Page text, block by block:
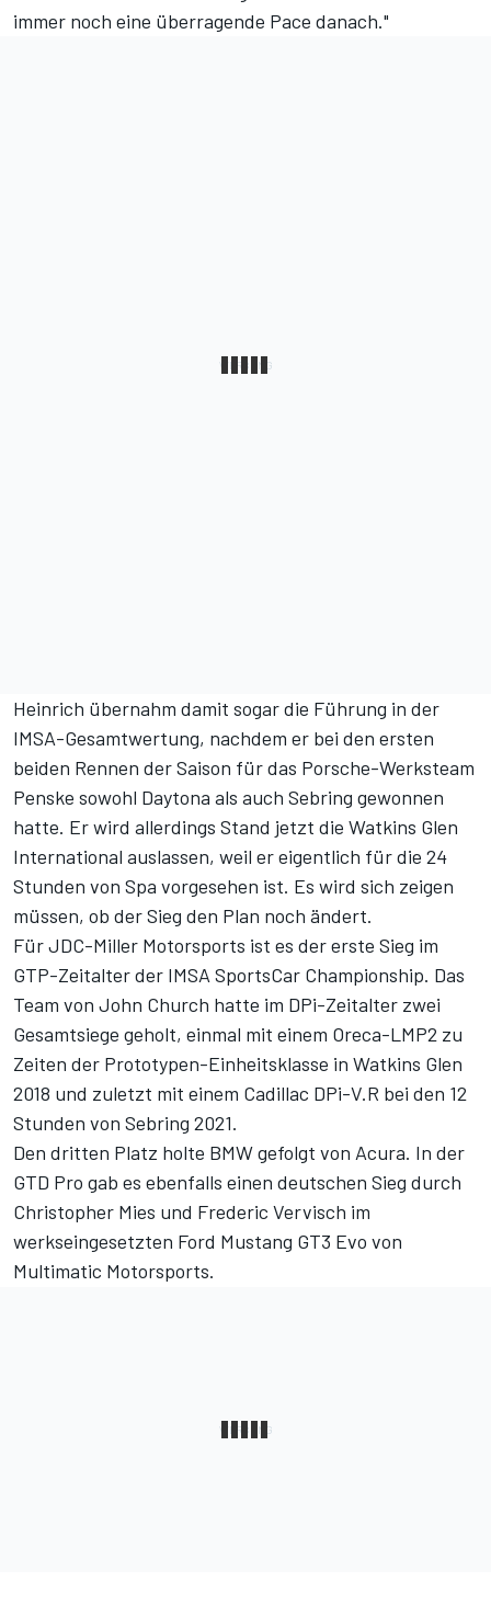
immer noch eine überragende Pace danach."
Heinrich übernahm damit sogar die Führung in der
IMSA-Gesamtwertung, nachdem er bei den ersten
beiden Rennen der Saison für das Porsche-Werksteam
Penske sowohl Daytona als auch Sebring gewonnen
hatte. Er wird allerdings Stand jetzt die Watkins Glen
International auslassen, weil er eigentlich für die 24
Stunden von Spa vorgesehen ist. Es wird sich zeigen
müssen, ob der Sieg den Plan noch ändert.
Für JDC-Miller Motorsports ist es der erste Sieg im
GTP-Zeitalter der IMSA SportsCar Championship. Das
Team von John Church hatte im DPi-Zeitalter zwei
Gesamtsiege geholt, einmal mit einem Oreca-LMP2 zu
Zeiten der Prototypen-Einheitsklasse in Watkins Glen
2018 und zuletzt mit einem Cadillac DPi-V.R bei den 12
Stunden von Sebring 2021.
Den dritten Platz holte BMW gefolgt von Acura. In der
GTD Pro gab es ebenfalls einen deutschen Sieg durch
Christopher Mies und Frederic Vervisch im
werkseingesetzten Ford Mustang GT3 Evo von
Multimatic Motorsports.